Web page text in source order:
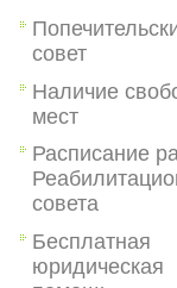
совет
Наличие
мест
Расписание
совета
Бесплатная
юридическая